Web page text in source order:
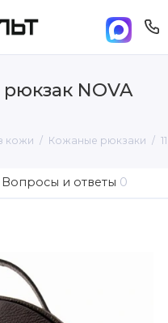
NOVA
кожи Кожаные рюкзаки
Вопросы и ответы 0